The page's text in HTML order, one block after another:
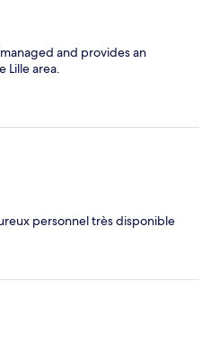
and provides an
Lille area.
personnel très disponible